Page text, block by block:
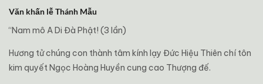
Văn khấn lễ Thánh Mẫu
“Nam mô A Di Đà Phật! (3 lần)
Hương tử chúng con thành tâm kính lạy Đức Hiệu Thiên chí tôn
kim quyết Ngọc Hoàng Huyền cung cao Thượng đế.